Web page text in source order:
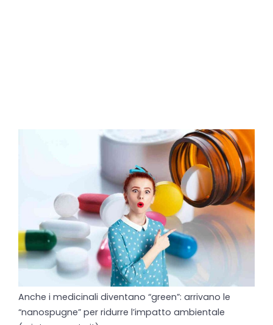
Anche i medicinali diventano “green”: arrivano le
“nanospugne” per ridurre l’impatto ambientale